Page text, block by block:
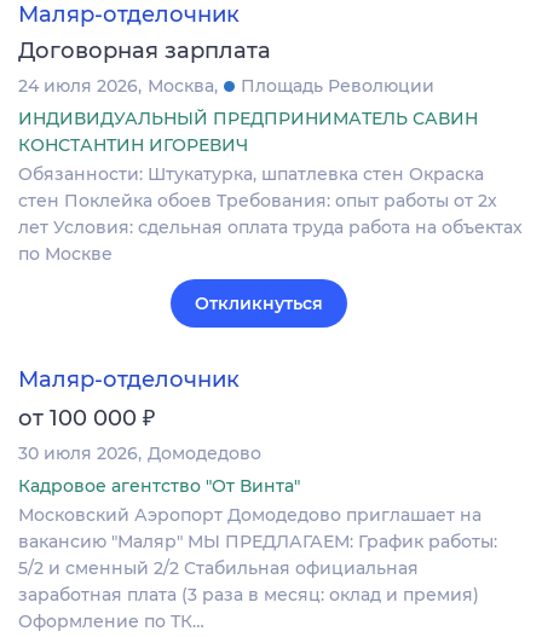
Маляр-отделочник
Договорная зарплата
24 июля 2026 Москва
Площадь Революции
ИНДИВИДУАЛЬНЫЙ ПРЕДПРИНИМАТЕЛЬ САВИН
КОНСТАНТИН ИГОРЕВИЧ
Обязанности: Штукатурка, шпатлевка стен Окраска
стен Поклейка обоев Требования: опыт работы от 2х
лет Условия: сдельная оплата труда работа на объектах
по Москве
Откликнуться
Маляр-отделочник
от 100 000 ₽
30 июля 2026 Домодедово
Кадровое агентство "От Винта"
Московский Аэропорт Домодедово приглашает на
вакансию "Маляр" МЫ ПРЕДЛАГАЕМ: График работы:
5/2 и сменный 2/2 Стабильная официальная
заработная плата (3 раза в месяц: оклад и премия)
Оформление по ТК…